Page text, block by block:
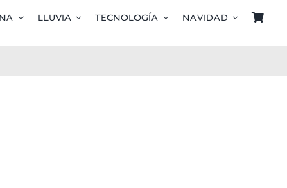
LLUVIA TECNOLOGÍA NAVIDAD